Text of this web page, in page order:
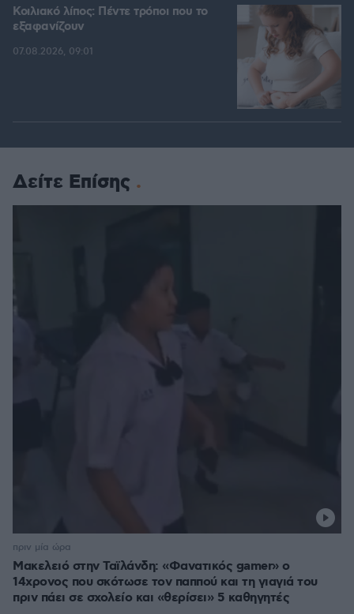
Κοιλιακό λίπος: Πέντε τρόποι που το
εξαφανίζουν
07.08.2026, 09:01
Δείτε Επίσης
Μακελειό στην Ταϊλάνδη: «Φανατικός gamer» ο
14χρονος που σκότωσε τον παππού και τη γιαγιά του
πριν πάει σε σχολείο και «θερίσει» 5 καθηγητές
πριν μία ώρα